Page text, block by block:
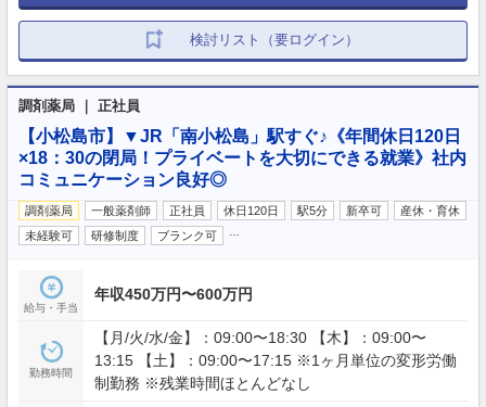
検討リスト（要ログイン）
調剤薬局 ｜ 正社員
【小松島市】▼JR「南小松島」駅すぐ♪《年間休日120日
×18：30の閉局！プライベートを大切にできる就業》社内
コミュニケーション良好◎
調剤薬局 一般薬剤師 正社員 休日120日 駅5分 新卒可
産休・育休
未経験可
研修制度 ブランク可
給与・手当
年収450万円〜600万円
勤務時間
【月/火/水/金】：09:00〜18:30 【木】：09:00〜
13:15 【土】：09:00〜17:15 ※1ヶ月単位の変形労働
制勤務 ※残業時間ほとんどなし